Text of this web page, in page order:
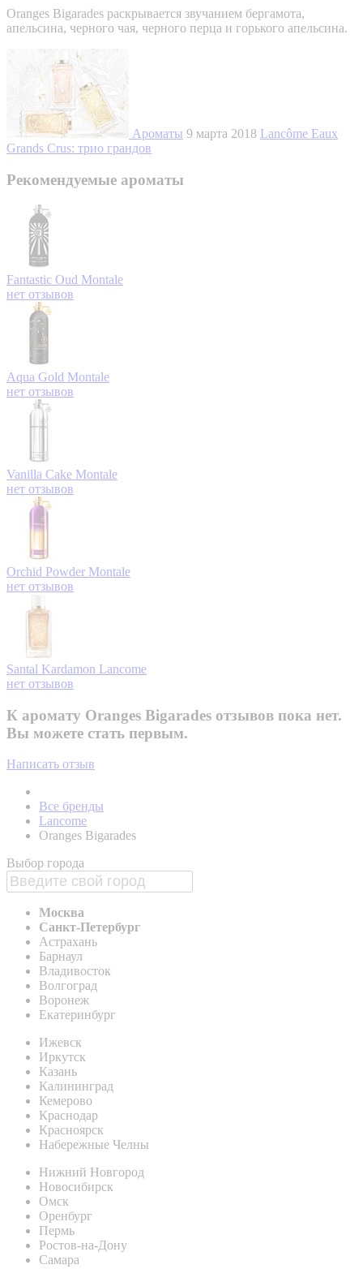
Oranges Bigarades раскрывается звучанием бергамота,
апельсина, черного чая, черного перца и горького апельсина.
Ароматы 9 марта 2018 Lancôme Eaux
Grands Crus: трио грандов
Рекомендуемые ароматы
Fantastic Oud Montale
нет отзывов
Aqua Gold Montale
нет отзывов
Vanilla Cake Montale
нет отзывов
Orchid Powder Montale
нет отзывов
Santal Kardamon Lancome
нет отзывов
К аромату Oranges Bigarades отзывов пока нет.
Вы можете стать первым.
Написать отзыв
Все бренды
Lancome
Oranges Bigarades
Выбор города
Москва
Санкт-Петербург
Астрахань
Барнаул
Владивосток
Волгоград
Воронеж
Екатеринбург
Ижевск
Иркутск
Казань
Калининград
Кемерово
Краснодар
Красноярск
Набережные Челны
Нижний Новгород
Новосибирск
Омск
Оренбург
Пермь
Ростов-на-Дону
Самара